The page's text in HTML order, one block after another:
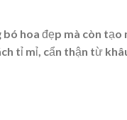
hoa đẹp mà còn tạo
tỉ mỉ, cẩn thận từ